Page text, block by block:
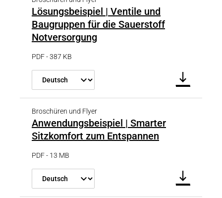
Lösungsbeispiel | Ventile und
Baugruppen für die Sauerstoff
Notversorgung
PDF - 387 KB
Broschüren und Flyer
Anwendungsbeispiel | Smarter
Sitzkomfort zum Entspannen
PDF - 13 MB